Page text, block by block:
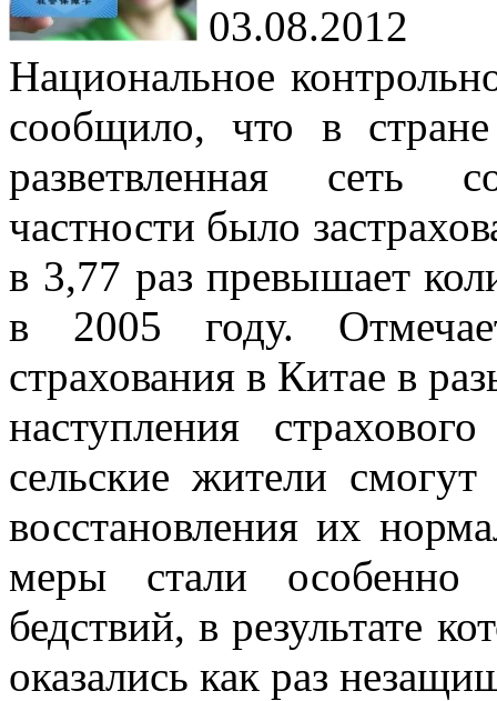
03.08.2012
Национальное
сообщило, что в
разветвленная сеть
частности было
в 3,77 раз превышает
в 2005 году.
страхования в Китае в
наступления
сельские жители
восстановления их
меры стали особенно
бедствий, в результате
оказались как раз